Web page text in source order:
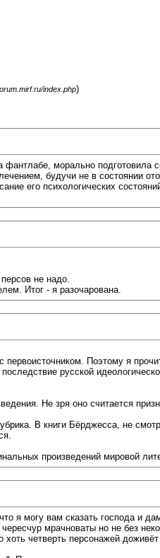
index.php)
фантлабе, морально подготовила
будучи не в состоянии
его психологических
не надо.
Итог - я разочарована.
Поэтому я
русской
Не зря оно считается
В книги Бёрджесса, не
произведений мировой
я могу вам сказать господа и
мрачноваты но не без
четверть персонажей